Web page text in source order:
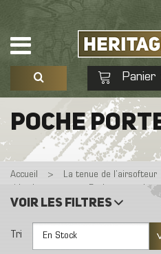
Panier
Voir mon panier
Aucun produit
POCHE
Accueil > La tenue de l’airsofteur
Poche porte
Voir les filtres
Tri En Stock